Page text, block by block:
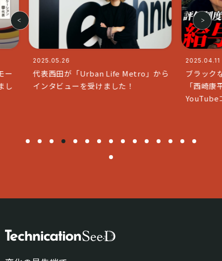
から
2025.04.11
ブラックな社長で人気のチャンネル
「西崎康平 ブラックな社長」と
代表の
「&